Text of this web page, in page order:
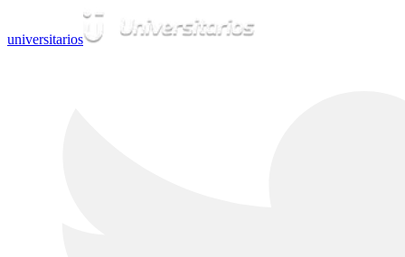
universitarios